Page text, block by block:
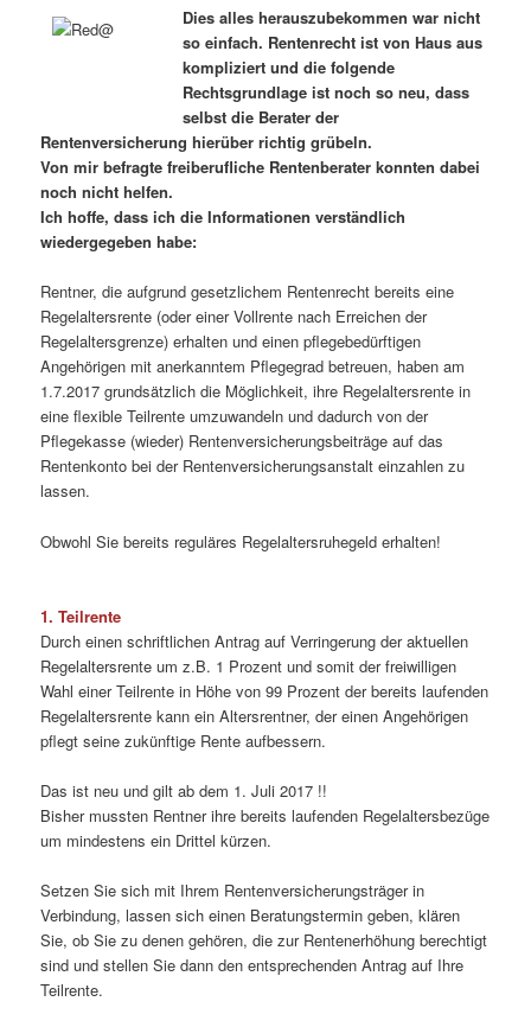
Dies alles herauszubekommen war nicht
so einfach. Rentenrecht ist von Haus aus
kompliziert und die folgende
Rechtsgrundlage ist noch so neu, dass
selbst die Berater der
Rentenversicherung hierüber richtig grübeln.
Von mir befragte freiberufliche Rentenberater konnten dabei
noch nicht helfen.
Ich hoffe, dass ich die Informationen verständlich
wiedergegeben habe:
Rentner, die aufgrund gesetzlichem Rentenrecht bereits eine
Regelaltersrente (oder einer Vollrente nach Erreichen der
Regelaltersgrenze) erhalten und einen pflegebedürftigen
Angehörigen mit anerkanntem Pflegegrad betreuen, haben am
1.7.2017 grundsätzlich die Möglichkeit, ihre Regelaltersrente in
eine flexible Teilrente umzuwandeln und dadurch von der
Pflegekasse (wieder) Rentenversicherungsbeiträge auf das
Rentenkonto bei der Rentenversicherungsanstalt einzahlen zu
lassen.
Obwohl Sie bereits reguläres Regelaltersruhegeld erhalten!
1. Teilrente
Durch einen schriftlichen Antrag auf Verringerung der aktuellen
Regelaltersrente um z.B. 1 Prozent und somit der freiwilligen
Wahl einer Teilrente in Höhe von 99 Prozent der bereits laufenden
Regelaltersrente kann ein Altersrentner, der einen Angehörigen
pflegt seine zukünftige Rente aufbessern.
Das ist neu und gilt ab dem 1. Juli 2017 !!
Bisher mussten Rentner ihre bereits laufenden Regelaltersbezüge
um mindestens ein Drittel kürzen.
Setzen Sie sich mit Ihrem Rentenversicherungsträger in
Verbindung, lassen sich einen Beratungstermin geben, klären
Sie, ob Sie zu denen gehören, die zur Rentenerhöhung berechtigt
sind und stellen Sie dann den entsprechenden Antrag auf Ihre
Teilrente.